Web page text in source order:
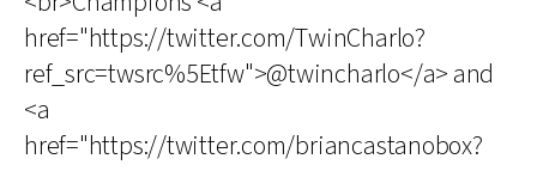
href="https://twitter.com/TwinCharlo?
ref_src=twsrc%5Etfw">@twincharlo</a> and
<a
href="https://twitter.com/briancastanobox?